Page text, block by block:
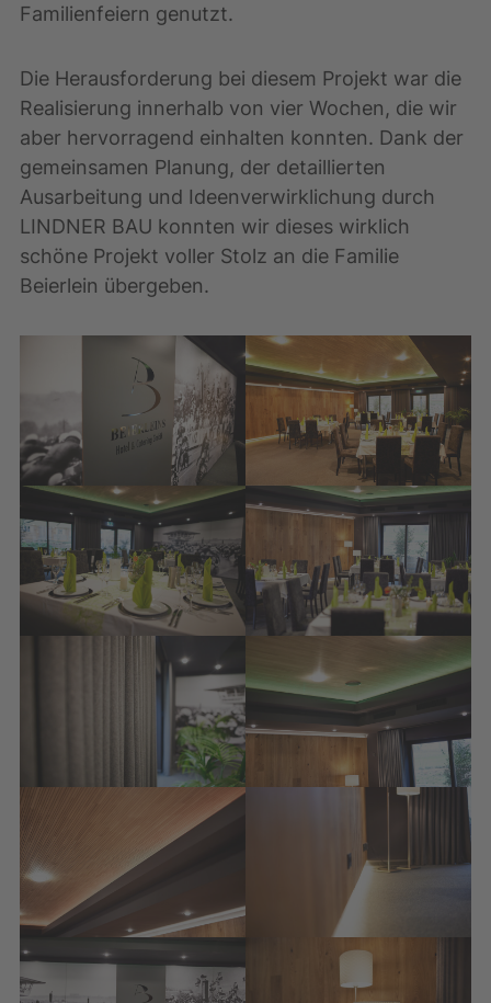
Familienfeiern genutzt.
Die Herausforderung bei diesem Projekt war die
Realisierung innerhalb von vier Wochen, die wir
aber hervorragend einhalten konnten. Dank der
gemeinsamen Planung, der detaillierten
Ausarbeitung und Ideenverwirklichung durch
LINDNER BAU konnten wir dieses wirklich
schöne Projekt voller Stolz an die Familie
Beierlein übergeben.